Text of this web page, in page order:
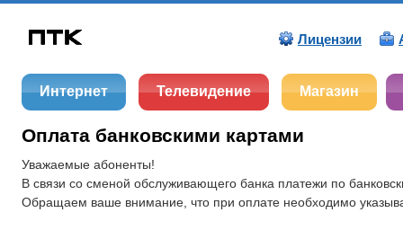
Лицензии
Интернет Телевидение Магазин
Оплата банковскими картами
Уважаемые абоненты!
В связи со сменой обслуживающего банка платежи по
Обращаем ваше внимание, что при оплате необходимо